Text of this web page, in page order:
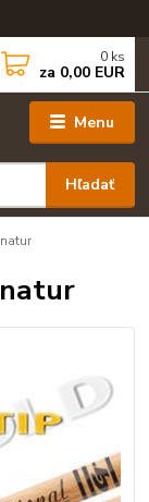
Menu
Hľadať
0 ks
za 0,00 EUR